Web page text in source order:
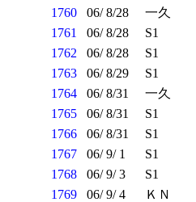
1760
06/ 8/28 一久
1761
06/ 8/28 S1
1762
06/ 8/28 S1
1763
06/ 8/29 S1
1764
06/ 8/31 一久
1765
06/ 8/31 S1
1766
06/ 8/31 S1
1767
06/ 9/ 1 S1
1768
06/ 9/ 3 S1
1769
06/ 9/ 4 ＫＮ